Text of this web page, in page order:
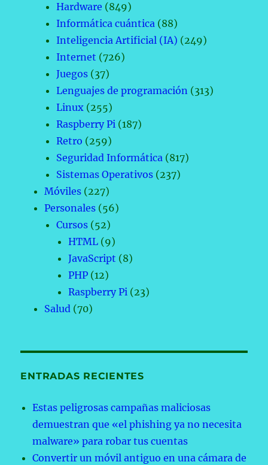
Hardware (849)
Informática cuántica (88)
Inteligencia Artificial (IA) (249)
Internet (726)
Juegos (37)
Lenguajes de programación (313)
Linux (255)
Raspberry Pi (187)
Retro (259)
Seguridad Informática (817)
Sistemas Operativos (237)
Móviles (227)
Personales (56)
Cursos (52)
HTML (9)
JavaScript (8)
PHP (12)
Raspberry Pi (23)
Salud (70)
ENTRADAS RECIENTES
Estas peligrosas campañas maliciosas
demuestran que «el phishing ya no necesita
malware» para robar tus cuentas
Convertir un móvil antiguo en una cámara de